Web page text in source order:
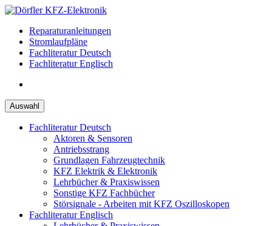
Zum
springenReparaturanleitungen
Stromlaufpläne
Fachliteratur Deutsch
Fachliteratur Englisch
Auswahl
Fachliteratur Deutsch
Aktoren & Sensoren
Antriebsstrang
Grundlagen Fahrzeugtechnik
KFZ Elektrik & Elektronik
Lehrbücher & Praxiswissen
Sonstige KFZ Fachbücher
Störsignale - Arbeiten mit KFZ Oszilloskopen
Fachliteratur Englisch